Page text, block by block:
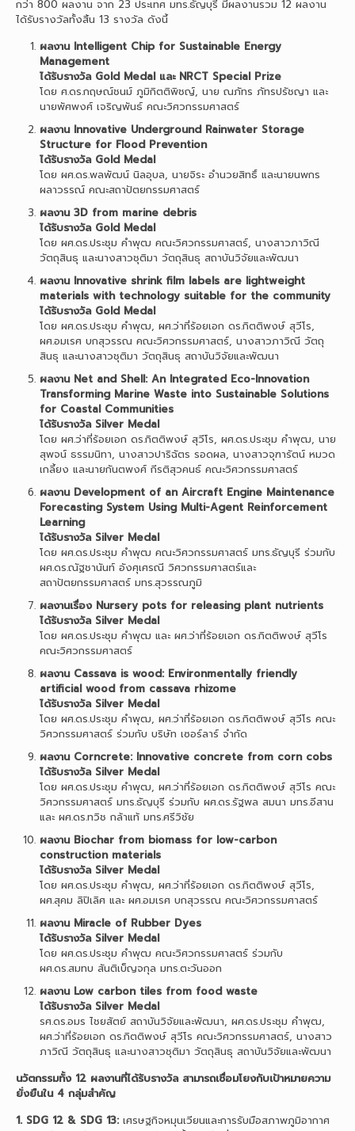
กว่า 800 ผลงาน จาก 23 ประเทศ มทร.ธัญบุรี มีผลงานรวม 12 ผลงาน
ได้รับรางวัลทั้งสิ้น 13 รางวัล ดังนี้
ผลงาน Intelligent Chip for Sustainable Energy
Management
ได้รับรางวัล Gold Medal และ NRCT Special Prize
โดย ศ.ดร.กฤษณ์ชนม์ ภูมิกิตติพิชญ์, นาย ณภัทร ภัทรปรัชญา และ
นายพัศพงศ์ เจริญพันธ์ คณะวิศวกรรมศาสตร์
ผลงาน Innovative Underground Rainwater Storage
Structure for Flood Prevention
ได้รับรางวัล Gold Medal
โดย ผศ.ดร.พลพัฒน์ นิลอุบล, นายจิระ อำนวยสิทธิ์ และนายนพกร
ผลาวรรณ์ คณะสถาปัตยกรรมศาสตร์
ผลงาน 3D from marine debris
ได้รับรางวัล Gold Medal
โดย ผศ.ดร.ประชุม คำพุฒ คณะวิศวกรรมศาสตร์, นางสาวภาวิณี
วัตถุสินธุ และนางสาวชุติมา วัตถุสินธุ สถาบันวิจัยและพัฒนา
ผลงาน Innovative shrink film labels are lightweight
materials with technology suitable for the community
ได้รับรางวัล Gold Medal
โดย ผศ.ดร.ประชุม คำพุฒ, ผศ.ว่าที่ร้อยเอก ดร.กิตติพงษ์ สุวีโร,
ผศ.อมเรศ บกสุวรรณ คณะวิศวกรรมศาสตร์, นางสาวภาวิณี วัตถุ
สินธุ และนางสาวชุติมา วัตถุสินธุ สถาบันวิจัยและพัฒนา
ผลงาน Net and Shell: An Integrated Eco-Innovation
Transforming Marine Waste into Sustainable Solutions
for Coastal Communities
ได้รับรางวัล Silver Medal
โดย ผศ.ว่าที่ร้อยเอก ดร.กิตติพงษ์ สุวีโร, ผศ.ดร.ประชุม คำพุฒ, นาย
สุพจน์ ธรรมนิทา, นางสาวปาริฉัตร รอดผล, นางสาวจุฑารัตน์ หมวด
เกลี้ยง และนายกันตพงศ์ กีรติสุวคนธ์ คณะวิศวกรรมศาสตร์
ผลงาน Development of an Aircraft Engine Maintenance
Forecasting System Using Multi-Agent Reinforcement
Learning
ได้รับรางวัล Silver Medal
โดย ผศ.ดร.ประชุม คำพุฒ คณะวิศวกรรมศาสตร์ มทร.ธัญบุรี ร่วมกับ
ผศ.ดร.ณัฐชานันท์ อังศุเศรณี วิศวกรรมศาสตร์และ
สถาปัตยกรรมศาสตร์ มทร.สุวรรณภูมิ
ผลงานเรื่อง Nursery pots for releasing plant nutrients
ได้รับรางวัล Silver Medal
โดย ผศ.ดร.ประชุม คำพุฒ และ ผศ.ว่าที่ร้อยเอก ดร.กิตติพงษ์ สุวีโร
คณะวิศวกรรมศาสตร์
ผลงาน Cassava is wood: Environmentally friendly
artificial wood from cassava rhizome
ได้รับรางวัล Silver Medal
โดย ผศ.ดร.ประชุม คำพุฒ, ผศ.ว่าที่ร้อยเอก ดร.กิตติพงษ์ สุวีโร คณะ
วิศวกรรมศาสตร์ ร่วมกับ บริษัท เซอร์ลาร์ จำกัด
ผลงาน Corncrete: Innovative concrete from corn cobs
ได้รับรางวัล Silver Medal
โดย ผศ.ดร.ประชุม คำพุฒ, ผศ.ว่าที่ร้อยเอก ดร.กิตติพงษ์ สุวีโร คณะ
วิศวกรรมศาสตร์ มทร.ธัญบุรี ร่วมกับ ผศ.ดร.รัฐพล สมนา มทร.อีสาน
และ ผศ.ดร.ทวิช กล้าแท้ มทร.ศรีวิชัย
ผลงาน Biochar from biomass for low-carbon
construction materials
ได้รับรางวัล Silver Medal
โดย ผศ.ดร.ประชุม คำพุฒ, ผศ.ว่าที่ร้อยเอก ดร.กิตติพงษ์ สุวีโร,
ผศ.สุคม ลิปิเลิศ และ ผศ.อมเรศ บกสุวรรณ คณะวิศวกรรมศาสตร์
ผลงาน Miracle of Rubber Dyes
ได้รับรางวัล Silver Medal
โดย ผศ.ดร.ประชุม คำพุฒ คณะวิศวกรรมศาสตร์ ร่วมกับ
ผศ.ดร.สมทบ สันติเบ็ญจกุล มทร.ตะวันออก
ผลงาน Low carbon tiles from food waste
ได้รับรางวัล Silver Medal
รศ.ดร.อมร ไชยสัตย์ สถาบันวิจัยและพัฒนา, ผศ.ดร.ประชุม คำพุฒ,
ผศ.ว่าที่ร้อยเอก ดร.กิตติพงษ์ สุวีโร คณะวิศวกรรมศาสตร์, นางสาว
ภาวิณี วัตถุสินธุ และนางสาวชุติมา วัตถุสินธุ สถาบันวิจัยและพัฒนา
นวัตกรรมทั้ง 12 ผลงานที่ได้รับรางวัล สามารถเชื่อมโยงกับเป้าหมายความ
ยั่งยืนใน 4 กลุ่มสำคัญ
1. SDG 12 & SDG 13:เศรษฐกิจหมุนเวียนและการรับมือสภาพภูมิอากาศ